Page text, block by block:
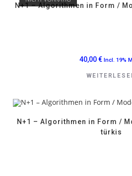
N+1 – Algorithmen in Form /
40,00€ Incl. 19%
N+1 – Algorithmen in Form /
türkis